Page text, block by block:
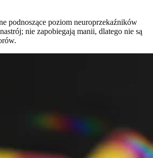
podnoszące poziom neuroprzekaźników
nie zapobiegają manii, dlatego nie są